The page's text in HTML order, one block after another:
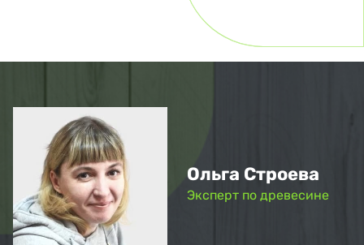
Ольга Строева
Эксперт по древесине